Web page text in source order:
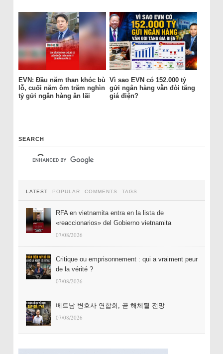
EVN: Đầu năm than khóc bù
lỗ, cuối năm ôm trăm nghìn
tỷ gửi ngân hàng ăn lãi
Vì sao EVN có 152.000 tỷ
gửi ngân hàng vẫn đòi tăng
giá điện?
SEARCH
LATEST POPULAR COMMENTS TAGS
RFA en vietnamita entra en la lista de
«reaccionarios» del Gobierno vietnamita
07/08/2026
Critique ou emprisonnement : qui a vraiment peur
de la vérité ?
07/08/2026
베트남 변호사 연합회, 곧 해체될 전망
07/08/2026